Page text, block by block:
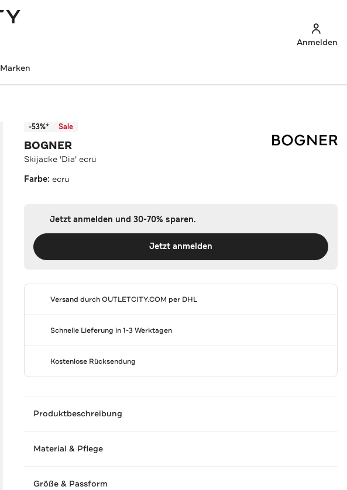
Anmelden
Marken
-53%* Sale
BOGNER
Skijacke 'Dia' ecru
Farbe:ecru
Jetzt anmelden und 30-70% sparen.
Jetzt anmelden
Versand durchOUTLETCITY.COM per DHL
Schnelle Lieferung in 1-3 Werktagen
Kostenlose Rücksendung
Produktbeschreibung
Material & Pflege
Größe & Passform